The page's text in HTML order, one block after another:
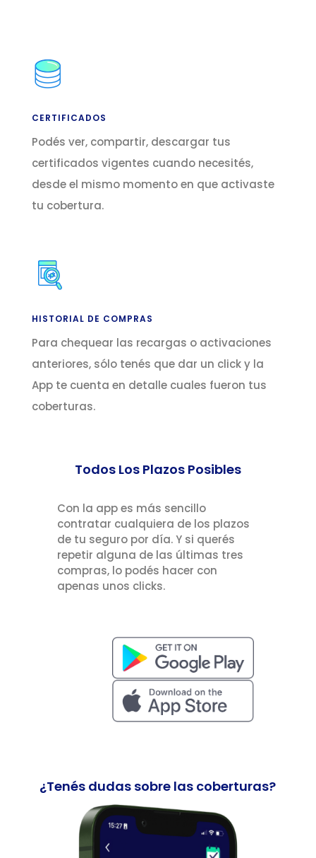
CERTIFICADOS
Podés ver, compartir, descargar tus
certificados vigentes cuando necesités,
desde el mismo momento en que activaste
tu cobertura.
HISTORIAL DE COMPRAS
Para chequear las recargas o activaciones
anteriores, sólo tenés que dar un click y la
App te cuenta en detalle cuales fueron tus
coberturas.
Todos Los Plazos Posibles
Con la app es más sencillo
contratar cualquiera de los plazos
de tu seguro por día. Y si querés
repetir alguna de las últimas tres
compras, lo podés hacer con
apenas unos clicks.
¿Tenés dudas sobre las coberturas?